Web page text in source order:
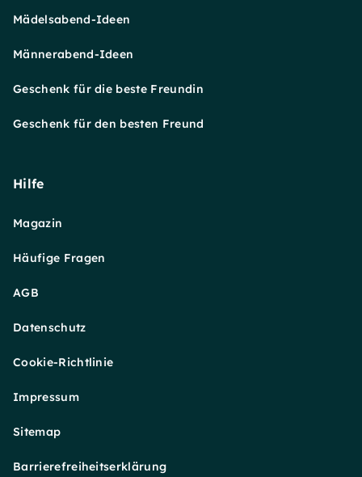
Mädelsabend-Ideen
Männerabend-Ideen
Geschenk für die beste Freundin
Geschenk für den besten Freund
Hilfe
Magazin
Häufige Fragen
AGB
Datenschutz
Cookie-Richtlinie
Impressum
Sitemap
Barrierefreiheitserklärung